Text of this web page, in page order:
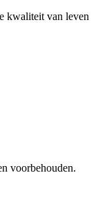
kwaliteit van leven
voorbehouden.